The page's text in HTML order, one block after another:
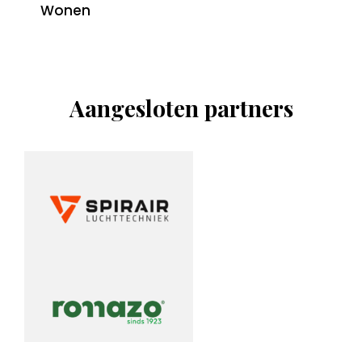
Wonen
Aangesloten partners